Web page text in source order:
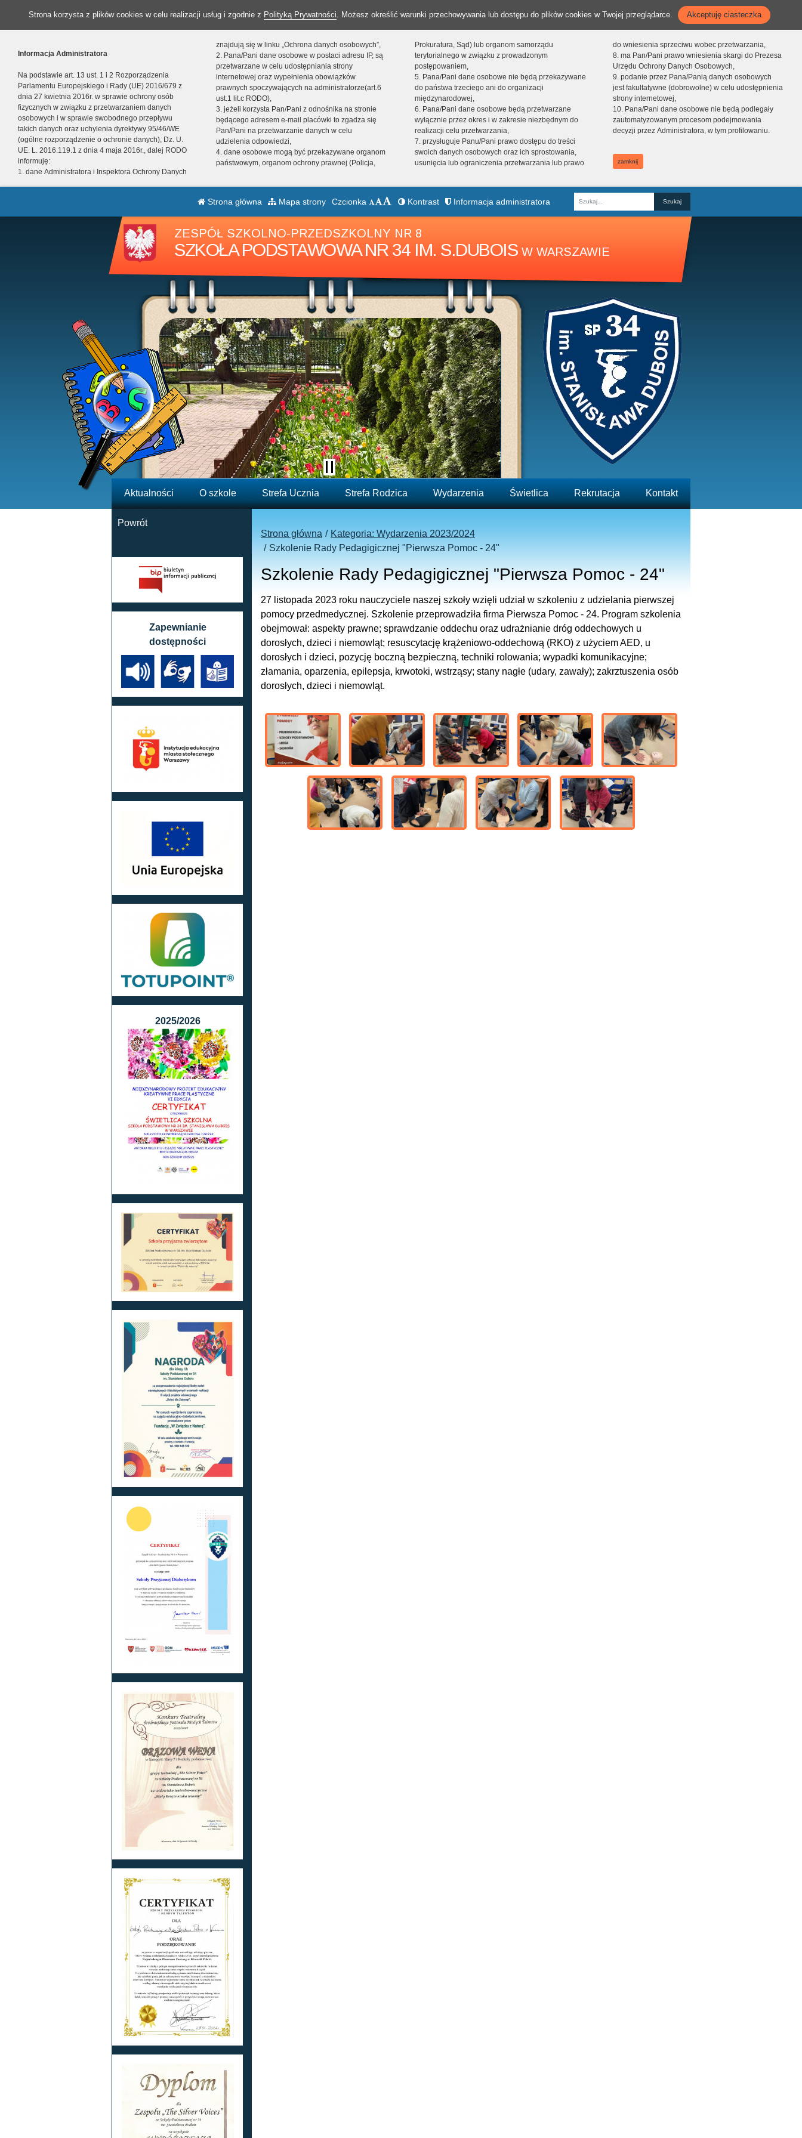
Strona korzysta z plików cookies w celu realizacji usług i zgodnie z Polityką Prywatności. Możesz określić warunki przechowywania lub dostępu do plików cookies w Twojej przeglądarce. Akceptuję ciasteczka
Informacja Administratora
Na podstawie art. 13 ust. 1 i 2 Rozporządzenia
Parlamentu Europejskiego i Rady (UE) 2016/679 z
dnia 27 kwietnia 2016r. w sprawie ochrony osób
fizycznych w związku z przetwarzaniem danych
osobowych i w sprawie swobodnego przepływu
takich danych oraz uchylenia dyrektywy 95/46/WE
(ogólne rozporządzenie o ochronie danych), Dz. U.
UE. L. 2016.119.1 z dnia 4 maja 2016r., dalej RODO
informuję:
1. dane Administratora i Inspektora Ochrony Danych
znajdują się w linku „Ochrona danych osobowych”,
2. Pana/Pani dane osobowe w postaci adresu IP, są
przetwarzane w celu udostępniania strony
internetowej oraz wypełnienia obowiązków
prawnych spoczywających na administratorze(art.6
ust.1 lit.c RODO),
3. jeżeli korzysta Pan/Pani z odnośnika na stronie
będącego adresem e-mail placówki to zgadza się
Pan/Pani na przetwarzanie danych w celu
udzielenia odpowiedzi,
4. dane osobowe mogą być przekazywane organom
państwowym, organom ochrony prawnej (Policja,
Prokuratura, Sąd) lub organom samorządu
terytorialnego w związku z prowadzonym
postępowaniem,
5. Pana/Pani dane osobowe nie będą przekazywane
do państwa trzeciego ani do organizacji
międzynarodowej,
6. Pana/Pani dane osobowe będą przetwarzane
wyłącznie przez okres i w zakresie niezbędnym do
realizacji celu przetwarzania,
7. przysługuje Panu/Pani prawo dostępu do treści
swoich danych osobowych oraz ich sprostowania,
usunięcia lub ograniczenia przetwarzania lub prawo
do wniesienia sprzeciwu wobec przetwarzania,
8. ma Pan/Pani prawo wniesienia skargi do Prezesa
Urzędu Ochrony Danych Osobowych,
9. podanie przez Pana/Panią danych osobowych
jest fakultatywne (dobrowolne) w celu udostępnienia
strony internetowej,
10. Pana/Pani dane osobowe nie będą podlegały
zautomatyzowanym procesom podejmowania
decyzji przez Administratora, w tym profilowaniu.
zamknij
Strona główna Mapa strony Czcionka Kontrast Informacja administratora
Fraza
ZESPÓŁ SZKOLNO-PRZEDSZKOLNY NR 8
SZKOŁA PODSTAWOWA NR 34 IM. S.DUBOIS W WARSZAWIE
Aktualności O szkole Strefa Ucznia Strefa Rodzica Wydarzenia Świetlica Rekrutacja Kontakt
Strona główna
Kategoria: Wydarzenia 2023/2024
Szkolenie Rady Pedagigicznej "Pierwsza Pomoc - 24"
Szkolenie Rady Pedagigicznej "Pierwsza Pomoc - 24"
27 listopada 2023 roku nauczyciele naszej szkoły wzięli udział w szkoleniu z udzielania pierwszej
pomocy przedmedycznej. Szkolenie przeprowadziła firma Pierwsza Pomoc - 24. Program szkolenia
obejmował: aspekty prawne; sprawdzanie oddechu oraz udrażnianie dróg oddechowych u
dorosłych, dzieci i niemowląt; resuscytację krążeniowo-oddechową (RKO) z użyciem AED, u
dorosłych i dzieci, pozycję boczną bezpieczną, techniki rolowania; wypadki komunikacyjne;
złamania, oparzenia, epilepsja, krwotoki, wstrząsy; stany nagłe (udary, zawały); zakrztuszenia osób
dorosłych, dzieci i niemowląt.
Powrót
Zapewnianie
dostępności
2025/2026